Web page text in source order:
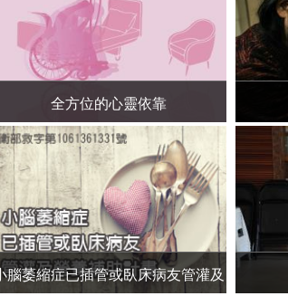
全方位的心靈依靠
腦萎縮症已插管或臥床病友管灌及